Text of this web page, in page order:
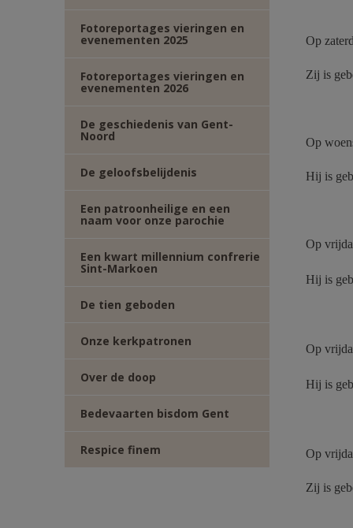
Fotoreportages vieringen en
evenementen 2025
Fotoreportages vieringen en
evenementen 2026
De geschiedenis van Gent-
Noord
De geloofsbelijdenis
Een patroonheilige en een
naam voor onze parochie
Een kwart millennium confrerie
Sint-Markoen
De tien geboden
Onze kerkpatronen
Over de doop
Bedevaarten bisdom Gent
Respice finem
Op
Zij is
Op
Hij is
Op
Hij is
Op
Hij is
Op
Zij is